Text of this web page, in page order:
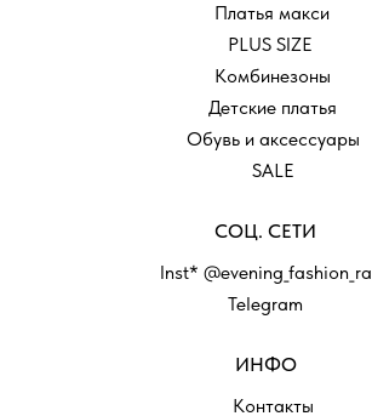
Inst* @evening_fashion_ra
Telegram
СОЦ. СЕТИ
Контакты
ИНФО
Платья макси
PLUS SIZE
Детские платья
Обувь и аксессуары
Комбинезоны
SALE